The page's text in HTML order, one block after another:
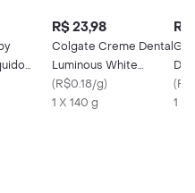
R$ 23,98
Colgate Creme Dental
Luminous White
Carvão Ativado com
Flúor
(R$0.18/g)
1 X 140 g
R$
(
1 X